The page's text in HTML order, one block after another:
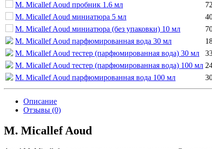
M. Micallef Aoud пробник 1.6 мл
M. Micallef Aoud миниатюра 5 мл
M. Micallef Aoud миниатюра (без упаковки) 10 мл
M. Micallef Aoud парфюмированная вода 30 мл
M. Micallef Aoud тестер (парфюмированная вода) 30 мл
M. Micallef Aoud тестер (парфюмированная вода) 100 мл
M. Micallef Aoud парфюмированная вода 100 мл
Описание
Отзывы (0)
M. Micallef Aoud